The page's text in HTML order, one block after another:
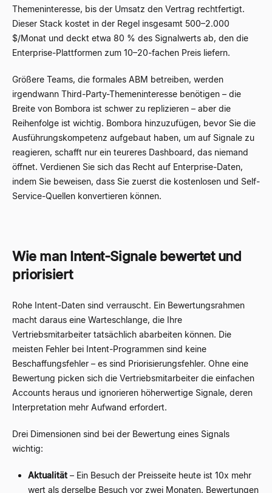
Themeninteresse, bis der Umsatz den Vertrag rechtfertigt.
Dieser Stack kostet in der Regel insgesamt 500–2.000
$/Monat und deckt etwa 80 % des Signalwerts ab, den die
Enterprise-Plattformen zum 10–20-fachen Preis liefern.
Größere Teams, die formales ABM betreiben, werden
irgendwann Third-Party-Themeninteresse benötigen – die
Breite von Bombora ist schwer zu replizieren – aber die
Reihenfolge ist wichtig. Bombora hinzuzufügen, bevor Sie die
Ausführungskompetenz aufgebaut haben, um auf Signale zu
reagieren, schafft nur ein teureres Dashboard, das niemand
öffnet. Verdienen Sie sich das Recht auf Enterprise-Daten,
indem Sie beweisen, dass Sie zuerst die kostenlosen und Self-
Service-Quellen konvertieren können.
Wie man Intent-Signale bewertet und
priorisiert
Rohe Intent-Daten sind verrauscht. Ein Bewertungsrahmen
macht daraus eine Warteschlange, die Ihre
Vertriebsmitarbeiter tatsächlich abarbeiten können. Die
meisten Fehler bei Intent-Programmen sind keine
Beschaffungsfehler – es sind Priorisierungsfehler. Ohne eine
Bewertung picken sich die Vertriebsmitarbeiter die einfachen
Accounts heraus und ignorieren höherwertige Signale, deren
Interpretation mehr Aufwand erfordert.
Drei Dimensionen sind bei der Bewertung eines Signals
wichtig:
Aktualität – Ein Besuch der Preisseite heute ist 10x mehr
wert als derselbe Besuch vor zwei Monaten. Bewertungen